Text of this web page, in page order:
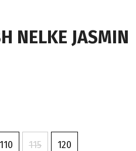
NELKE JASMIN
110 115 120